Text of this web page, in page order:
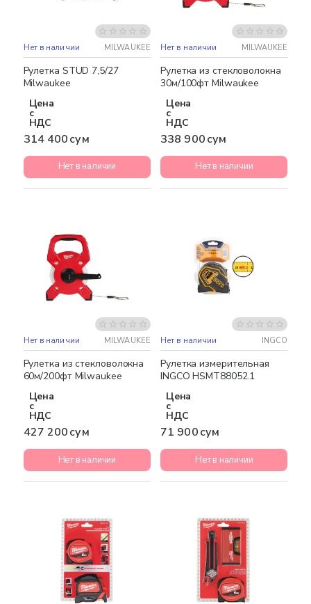
Нет в наличии MILWAUKEE
Рулетка STUD 7,5/27
Milwaukee
Цена
с
НДС
314 400 сум
Нет в наличии
Нет в наличии MILWAUKEE
Рулетка из стекловолокна
30м/100фт Milwaukee
Цена
с
НДС
338 900 сум
Нет в наличии
Нет в наличии MILWAUKEE
Рулетка из стекловолокна
60м/200фт Milwaukee
Цена
с
НДС
427 200 сум
Нет в наличии
Нет в наличии INGCO
Рулетка измерительная
INGCO HSMT88052.1
Цена
с
НДС
71 900 сум
Нет в наличии